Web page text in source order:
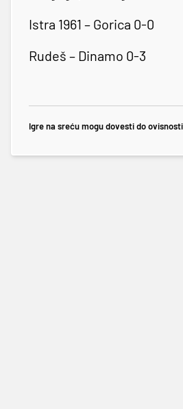
Istra 1961 – Gorica 0-0
Rudeš – Dinamo 0-3
Igre na sreću mogu dovesti do